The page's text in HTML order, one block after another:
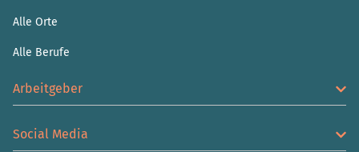
Alle Orte
Alle Berufe
Arbeitgeber
Social Media